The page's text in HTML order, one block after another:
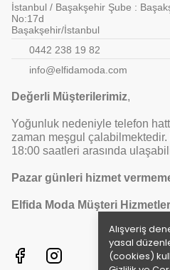
Alışveriş
yasal
(cookies)
İstanbul / Başakşehir Şube :
No:17d
Başakşehir/İstanbul
0442 238 19 82
info@elfidamoda.com
Değerli Müşterilerimiz,
Yoğunluk nedeniyle telefon
zaman meşgul
18:00 saatleri arasında
Pazar günleri hizmet
Elfida Moda Müşteri